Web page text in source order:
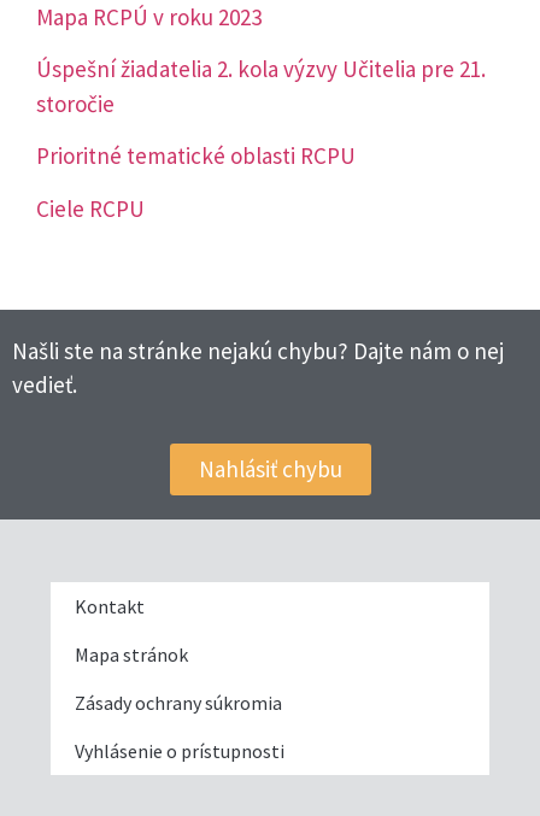
Mapa RCPÚ v roku 2023
Úspešní žiadatelia 2. kola výzvy Učitelia pre 21.
storočie
Prioritné tematické oblasti RCPU
Ciele RCPU
Našli ste na stránke nejakú chybu? Dajte nám o nej
vedieť.
Nahlásiť chybu
Kontakt
Mapa stránok
Zásady ochrany súkromia
Vyhlásenie o prístupnosti